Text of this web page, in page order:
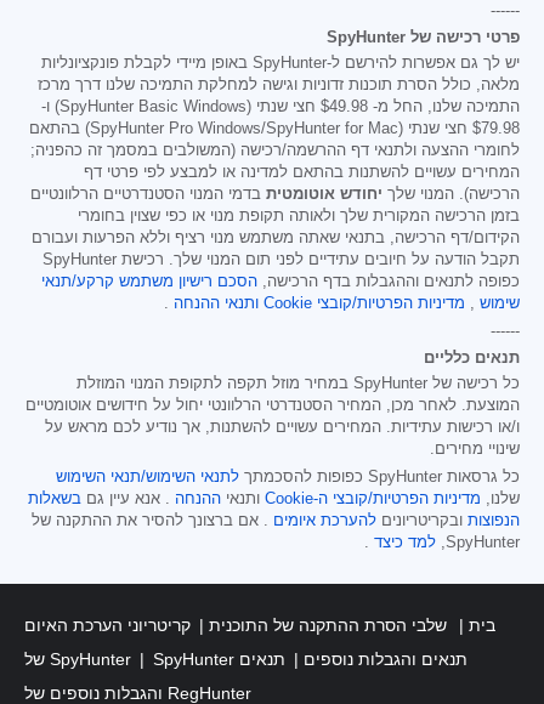
------
פרטי רכישה של SpyHunter
יש לך גם אפשרות להירשם ל-SpyHunter באופן מיידי לקבלת פונקציונליות
מלאה, כולל הסרת תוכנות זדוניות וגישה למחלקת התמיכה שלנו דרך מרכז
התמיכה שלנו, החל מ- $49.98 חצי שנתי (SpyHunter Basic Windows) ו-
$79.98
חצי שנתי (SpyHunter Pro Windows/SpyHunter for Mac) בהתאם
לחומרי ההצעה ולתנאי דף ההרשמה/רכישה (המשולבים במסמך זה כהפניה;
המחירים עשויים להשתנות בהתאם למדינה או למבצע לפי פרטי דף
הרכישה). המנוי שלך יחודש אוטומטית בדמי המנוי הסטנדרטיים הרלוונטיים
בזמן הרכישה המקורית שלך ולאותה תקופת מנוי או כפי שצוין בחומרי
הקידום/דף הרכישה, בתנאי שאתה משתמש מנוי רציף וללא הפרעות ועבורם
תקבל הודעה על חיובים עתידיים לפני תום המנוי שלך. רכישת SpyHunter
כפופה לתנאים וההגבלות בדף הרכישה, הסכם רישיון משתמש קרקע/תנאי
שימוש , מדיניות הפרטיות/קובצי Cookie ותנאי ההנחה .
------
תנאים כלליים
כל רכישה של SpyHunter במחיר מוזל תקפה לתקופת המנוי המוזלת
המוצעת. לאחר מכן, המחיר הסטנדרטי הרלוונטי יחול על חידושים אוטומטיים
ו/או רכישות עתידיות. המחירים עשויים להשתנות, אך נודיע לכם מראש על
שינויי מחירים.
כל גרסאות SpyHunter כפופות להסכמתך
לתנאי השימוש/תנאי השימוש
שלנו, מדיניות הפרטיות/קובצי ה-Cookie ותנאי ההנחה . אנא עיין גם בשאלות
הנפוצות ובקריטריונים להערכת איומים . אם ברצונך להסיר את ההתקנה של
SpyHunter, למד כיצד .
בית שלבי הסרת ההתקנה של התוכנית
קריטריוני הערכת האיום
של SpyHunter
SpyHunter תנאים והגבלות נוספים
תנאים
והגבלות נוספים של RegHunter